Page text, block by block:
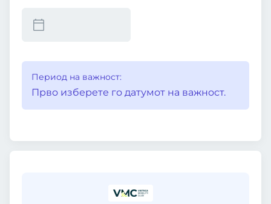
Период на важност:
Прво изберете го датумот на важност.